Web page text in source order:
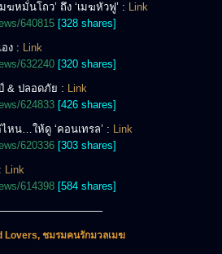
ฆหมั่นโถว’ ถึง ‘เมฆหัวฟู’ : Link
640815 [328 shares]
ง : Link
632240 [320 shares]
& ปลอดภัย : Link
624833 [426 shares]
หน…ให้ดู ‘คอนเทรล’ : Link
620336 [303 shares]
Link
614398 [584 shares]
Lovers, ชมรมคนรักมวลเมฆ